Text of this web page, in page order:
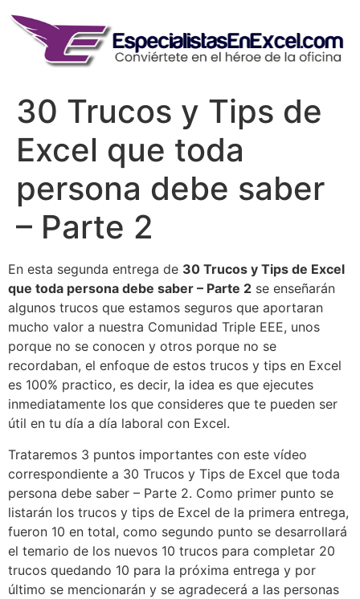
content
30 Trucos y Tips de
Excel que toda
persona debe saber
– Parte 2
En esta segunda entrega de 30 Trucos y Tips de Excel
que toda persona debe saber – Parte 2 se enseñarán
algunos trucos que estamos seguros que aportaran
mucho valor a nuestra Comunidad Triple EEE, unos
porque no se conocen y otros porque no se
recordaban, el enfoque de estos trucos y tips en Excel
es 100% practico, es decir, la idea es que ejecutes
inmediatamente los que consideres que te pueden ser
útil en tu día a día laboral con Excel.
Trataremos 3 puntos importantes con este vídeo
correspondiente a 30 Trucos y Tips de Excel que toda
persona debe saber – Parte 2. Como primer punto se
listarán los trucos y tips de Excel de la primera entrega,
fueron 10 en total, como segundo punto se desarrollará
el temario de los nuevos 10 trucos para completar 20
trucos quedando 10 para la próxima entrega y por
último se mencionarán y se agradecerá a las personas